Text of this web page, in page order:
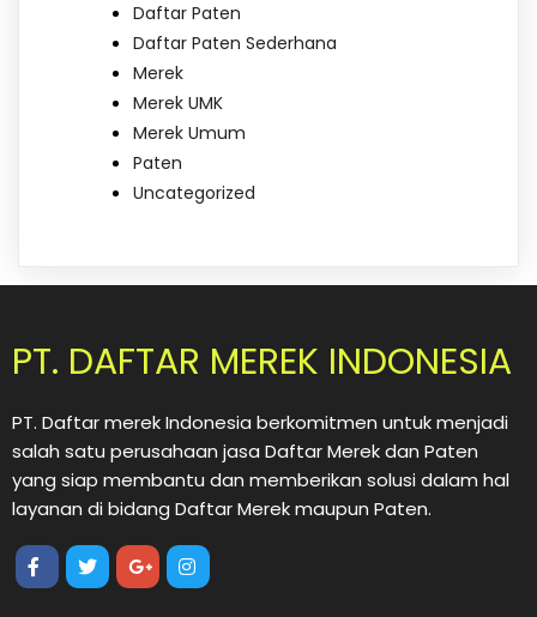
Daftar Paten
Daftar Paten Sederhana
Merek
Merek UMK
Merek Umum
Paten
Uncategorized
PT. DAFTAR MEREK INDONESIA
PT. Daftar merek Indonesia berkomitmen untuk menjadi
salah satu perusahaan jasa Daftar Merek dan Paten
yang siap membantu dan memberikan solusi dalam hal
layanan di bidang Daftar Merek maupun Paten.